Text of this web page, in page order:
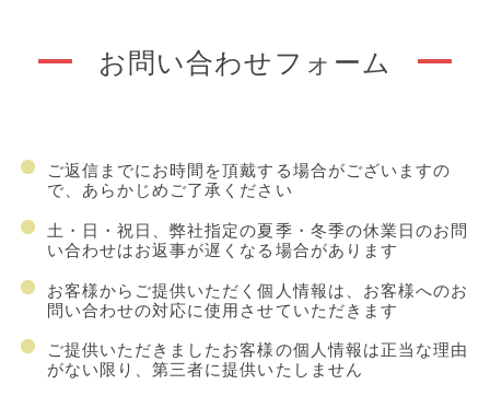
お問い合わせフォーム
ご返信までにお時間を頂戴する場合がございますの
で、あらかじめご了承ください
土・日・祝日、弊社指定の夏季・冬季の休業日のお問
い合わせはお返事が遅くなる場合があります
お客様からご提供いただく個人情報は、お客様へのお
問い合わせの対応に使用させていただきます
ご提供いただきましたお客様の個人情報は正当な理由
がない限り、第三者に提供いたしません